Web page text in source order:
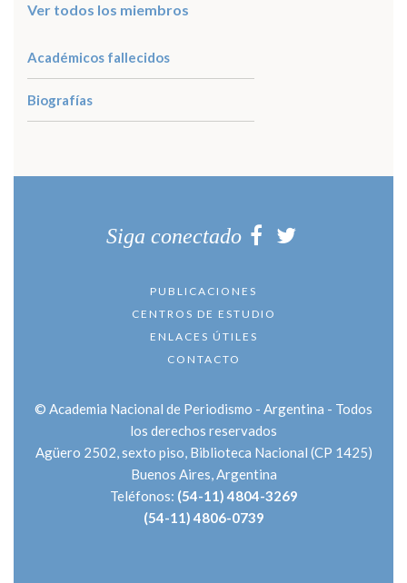
Ver todos los miembros
Académicos fallecidos
Biografías
Siga conectado
PUBLICACIONES
CENTROS DE ESTUDIO
ENLACES ÚTILES
CONTACTO
© Academia Nacional de Periodismo - Argentina - Todos
los derechos reservados
Agüero 2502, sexto piso, Biblioteca Nacional (CP 1425)
Buenos Aires,Argentina
Teléfonos: (54-11) 4804-3269
(54-11) 4806-0739